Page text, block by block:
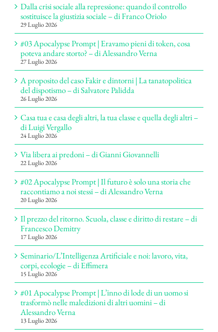
Dalla crisi sociale alla repressione: quando il controllo
sostituisce la giustizia sociale – di Franco Oriolo
29 Luglio 2026
#03 Apocalypse Prompt | Eravamo pieni di token, cosa
poteva andare storto? – di Alessandro Verna
27 Luglio 2026
A proposito del caso Fakir e dintorni | La tanatopolitica
del dispotismo – di Salvatore Palidda
26 Luglio 2026
Casa tua e casa degli altri, la tua classe e quella degli altri –
di Luigi Vergallo
24 Luglio 2026
Via libera ai predoni – di Gianni Giovannelli
22 Luglio 2026
#02 Apocalypse Prompt | Il futuro è solo una storia che
raccontiamo a noi stessi – di Alessandro Verna
20 Luglio 2026
Il prezzo del ritorno. Scuola, classe e diritto di restare – di
Francesco Demitry
17 Luglio 2026
Seminario/L’Intelligenza Artificiale e noi: lavoro, vita,
corpi, ecologie – di Effimera
15 Luglio 2026
#01 Apocalypse Prompt | L’inno di lode di un uomo si
trasformò nelle maledizioni di altri uomini – di
Alessandro Verna
13 Luglio 2026